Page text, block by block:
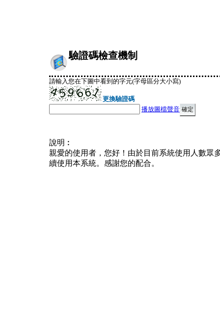
驗證碼檢查機制
請輸入您在下圖中看到的字元(字母區分大小寫)
更換驗證碼
播放圖檔聲音
說明︰
親愛的使用者，您好！由於目前系統使用人數眾
續使用本系統。感謝您的配合。